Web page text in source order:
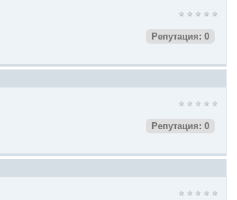
Репутация: 0
Репутация: 0